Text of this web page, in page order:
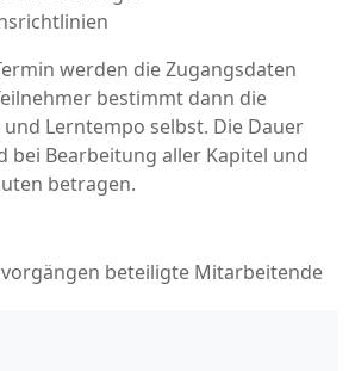
werden die Zugangsdaten
bestimmt dann die
Lerntempo selbst. Die Dauer
bei Bearbeitung aller Kapitel und
betragen.
beteiligte Mitarbeitende